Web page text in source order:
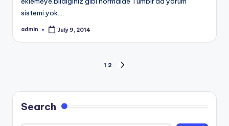
sistemi yok.…
Posted
admin July 9, 2014
pagination
1 2
Search